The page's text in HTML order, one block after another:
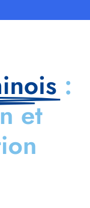
:
et